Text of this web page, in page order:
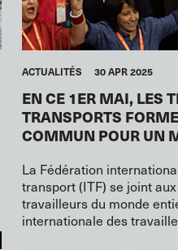
ACTUALITÉS 30 APR 2025
EN CE 1ER MAI, LES
TRANSPORTS
COMMUN POUR UN
La Fédération
transport (ITF) se joint
travailleurs du monde
internationale des